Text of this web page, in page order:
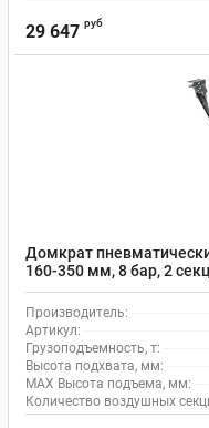
29 647 руб
Домкрат
160-350 мм, 8 бар, 2
Производитель:
Артикул:
Грузоподъемность, т:
Высота подхвата, мм:
MAX Высота подъема, мм:
Количество воздушных